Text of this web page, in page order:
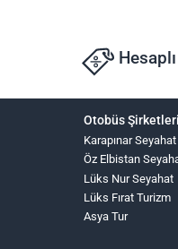
Hesaplı
Otobüs Şirketleri
Karapınar Seyahat
Öz Elbistan
Lüks Nur Seyahat
Lüks Fırat Turizm
Asya Tur